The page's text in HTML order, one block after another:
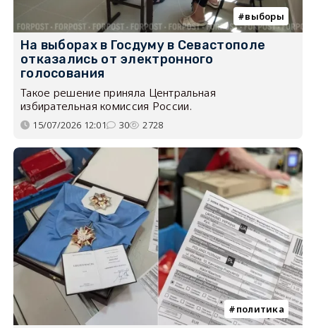
выборы
На выборах в Госдуму в Севастополе
отказались от электронного
голосования
Такое решение приняла Центральная
избирательная комиссия России.
15/07/2026 12:01 30 2728
политика